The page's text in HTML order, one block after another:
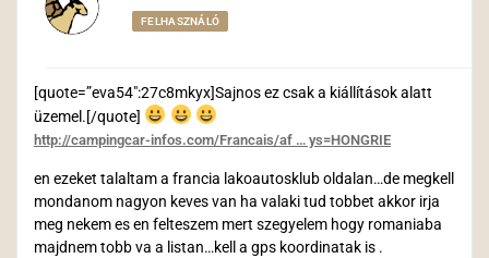
FELHASZNÁLÓ
[quote=”eva54″:27c8mkyx]Sajnos ez csak a kiállítások alatt
üzemel.[/quote]
http://campingcar-infos.com/Francais/af … ys=HONGRIE
en ezeket talaltam a francia lakoautosklub oldalan…de megkell
mondanom nagyon keves van ha valaki tud tobbet akkor irja
meg nekem es en felteszem mert szegyelem hogy romaniaba
majdnem tobb va a listan…kell a gps koordinatak is .